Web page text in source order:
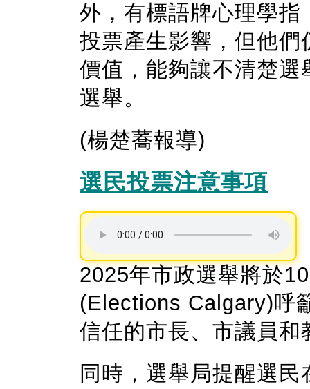
外，有標語牌心理學
投票產生影響，但他
價值，能夠讓不清楚
選舉。
(楊楚蕎報導)
選民投票注意事項
2025年市政選舉將於
(Elections Calgary)呼
信任的市長、市議員和
同時，選舉局提醒選